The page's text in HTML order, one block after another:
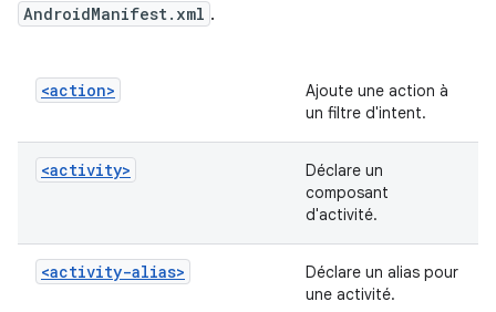
AndroidManifest.xml .
<action>
Ajoute une action à
un filtre d'intent.
<activity>
Déclare un
composant
d'activité.
<activity-alias>
Déclare un alias pour
une activité.